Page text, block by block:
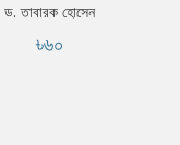
ড. তাবারক হোসেন
৳৬০